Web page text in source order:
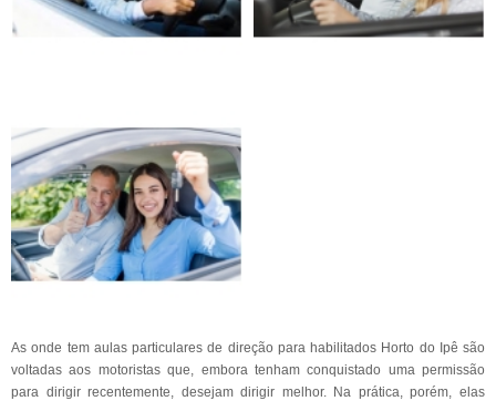
As onde tem aulas particulares de direção para habilitados Horto do Ipê são
voltadas aos motoristas que, embora tenham conquistado uma permissão
para dirigir recentemente, desejam dirigir melhor. Na prática, porém, elas